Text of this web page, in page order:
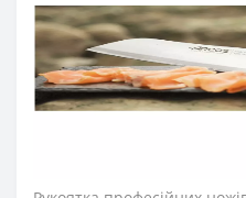
нержавіючої сталі
здатність, підвищену
Неперевершену гостроту
«шовковий край».У
не затуплюється, не